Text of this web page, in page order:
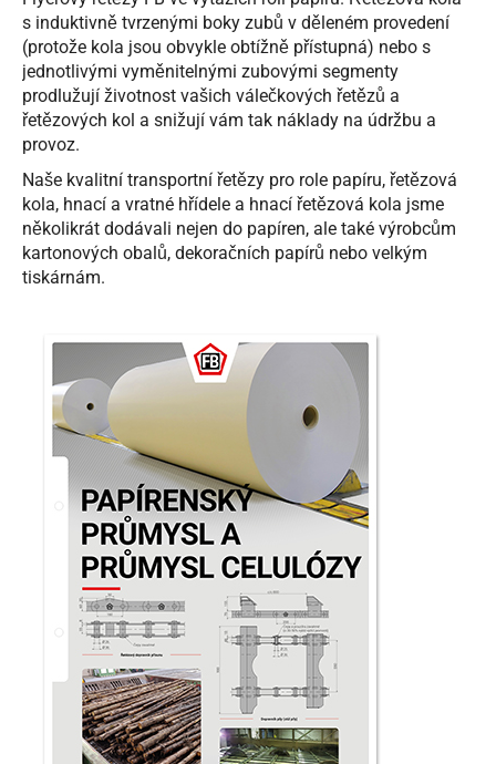
s induktivně tvrzenými boky zubů v děleném provedení
(protože kola jsou obvykle obtížně přístupná) nebo s
jednotlivými vyměnitelnými zubovými segmenty
prodlužují životnost vašich válečkových řetězů a
řetězových kol a snižují vám tak náklady na údržbu a
provoz.
Naše kvalitní transportní řetězy pro role papíru, řetězová
kola, hnací a vratné hřídele a hnací řetězová kola jsme
několikrát dodávali nejen do papíren, ale také výrobcům
kartonových obalů, dekoračních papírů nebo velkým
tiskárnám.